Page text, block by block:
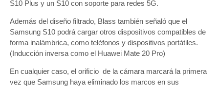
S10 Plus y un S10 con soporte para redes 5G.
Además del diseño filtrado, Blass también señaló que el
Samsung S10 podrá cargar otros dispositivos compatibles de
forma inalámbrica, como teléfonos y dispositivos portátiles.
(Inducción inversa como el Huawei Mate 20 Pro)
En cualquier caso, el orificio de la cámara marcará la primera
vez que Samsung haya eliminado los marcos en sus